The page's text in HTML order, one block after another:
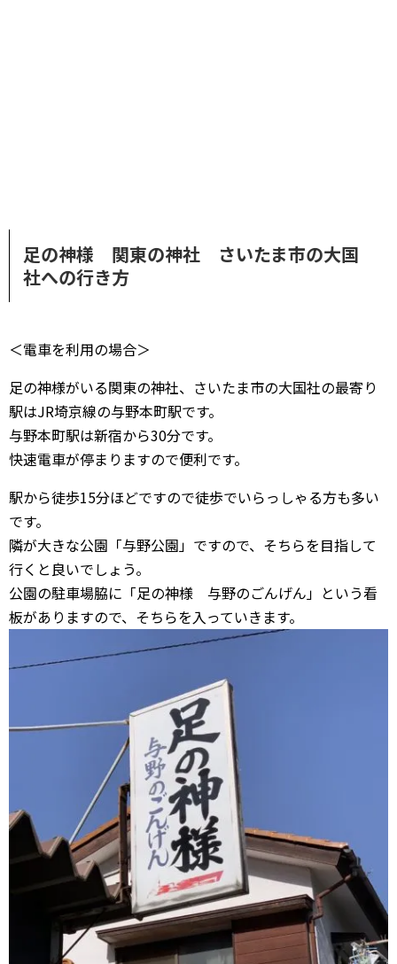
足の神様 関東の神社 さいたま市の大国
社への行き方
＜電車を利用の場合＞
足の神様がいる関東の神社、さいたま市の大国社の最寄り
駅はJR埼京線の与野本町駅です。
与野本町駅は新宿から30分です。
快速電車が停まりますので便利です。
駅から徒歩15分ほどですので徒歩でいらっしゃる方も多い
です。
隣が大きな公園「与野公園」ですので、そちらを目指して
行くと良いでしょう。
公園の駐車場脇に「足の神様 与野のごんげん」という看
板がありますので、そちらを入っていきます。